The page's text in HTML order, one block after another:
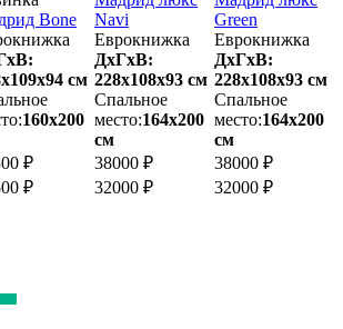
Bone
см
160х200
₽
₽
Navi
Еврокнижка
ДхГхВ:
228х108x93 см
Спальное
место:164х200
см
38000 ₽
32000 ₽
Green
Еврокнижка
ДхГхВ:
228х108x93 см
Спальное
место:164х200
см
38000 ₽
32000 ₽